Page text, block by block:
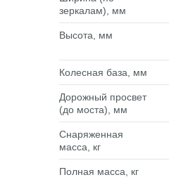
зеркалам), мм
Высота, мм
Колесная база, мм
Дорожный просвет
(до моста), мм
Снаряженная
масса, кг
Полная масса, кг